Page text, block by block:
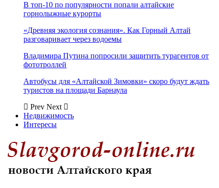
В топ-10 по популярности попали алтайские
горнолыжные курорты
«Древняя экология сознания». Как Горный Алтай
разговаривает через водоемы
Владимира Путина попросили защитить турагентов от
фототроллей
Автобусы для «Алтайской Зимовки» скоро будут ждать
туристов на площади Барнаула
Prev Next
Недвижимость
Интересы